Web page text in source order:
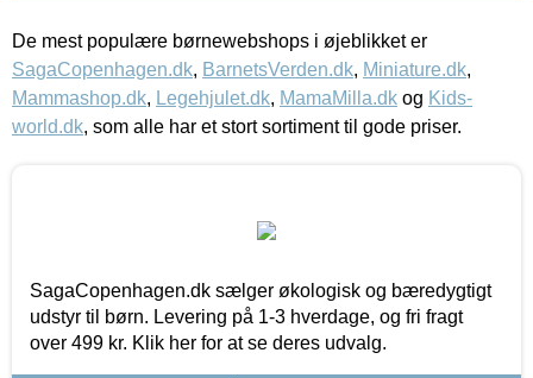
De mest populære børnewebshops i øjeblikket er
SagaCopenhagen.dk, BarnetsVerden.dk, Miniature.dk,
Mammashop.dk, Legehjulet.dk, MamaMilla.dk og Kids-
world.dk, som alle har et stort sortiment til gode priser.
SagaCopenhagen.dk sælger økologisk og bæredygtigt
udstyr til børn. Levering på 1-3 hverdage, og fri fragt
over 499 kr. Klik her for at se deres udvalg.